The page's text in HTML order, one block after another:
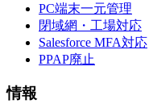
PC端末一元管理
閉域網・工場対応
Salesforce MFA対応
PPAP廃止
情報